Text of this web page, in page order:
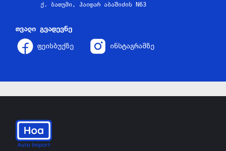
ქ. ბათუმი, ჰაიდარ აბაშიძის N63
თვალი გვადევნე
ფეისბუქზე ინსტაგრამზე